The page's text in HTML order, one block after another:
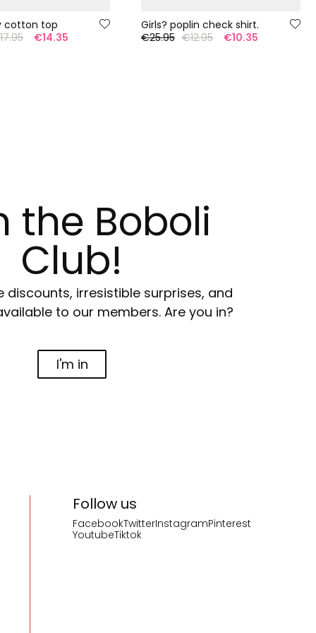
cotton top
€14.35
Girls? poplin check shirt.
€25.95 €12.95 €10.35
the Boboli
Club!
discounts, irresistible surprises, and
to our members. Are you in?
I'm in
Follow us
FacebookTwitterInstagramPinterest
YoutubeTiktok